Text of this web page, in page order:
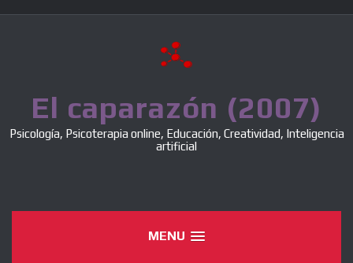
El caparazón (2007)
Psicología, Psicoterapia online, Educación, Creatividad, Inteligencia
artificial
MENU